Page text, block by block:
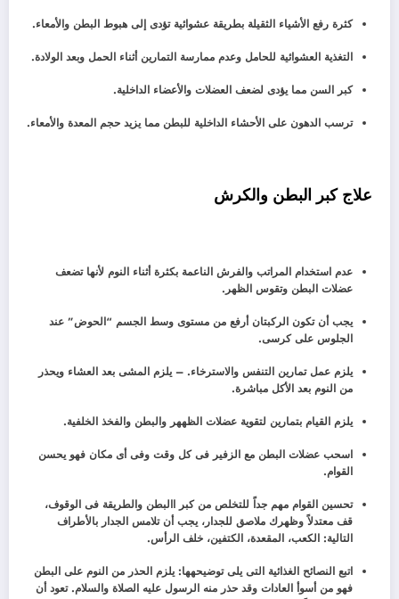
كثرة رفع الأشياء الثقيلة بطريقة عشوائية تؤدى إلى هبوط البطن والأمعاء.
التغذية العشوائية للحامل وعدم ممارسة التمارين أثناء الحمل وبعد الولادة.
كبر السن مما يؤدى لضعف العضلات والأعضاء الداخلية.
ترسب الدهون على الأحشاء الداخلية للبطن مما يزيد حجم المعدة والأمعاء.
علاج كبر البطن والكرش
عدم استخدام المراتب والفرش الناعمة بكثرة أثناء النوم لأنها تضعف
عضلات البطن وتقوس الظهر.
يجب أن تكون الركبتان أرفع من مستوى وسط الجسم “الحوض” عند
الجلوس على كرسى.
يلزم عمل تمارين التنفس والاسترخاء. – يلزم المشى بعد العشاء ويحذر
من النوم بعد الأكل مباشرة.
يلزم القيام بتمارين لتقوية عضلات الظههر والبطن والفخذ الخلفية.
اسحب عضلات البطن مع الزفير فى كل وقت وفى أى مكان فهو يحسن
القوام.
تحسين القوام مهم جداً للتخلص من كبر االبطن والطريقة فى الوقوف،
قف معتدلاً وظهرك ملاصق للجدار، يجب أن تلامس الجدار بالأطراف
التالية: الكعب، المقعدة، الكتفين، خلف الرأس.
اتبع النصائح الغذائية التى يلى توضيحهها:يلزم الحذر من النوم على البطن
فهو من أسوأ العادات وقد حذر منه الرسول عليه الصلاة والسلام.تعود أن